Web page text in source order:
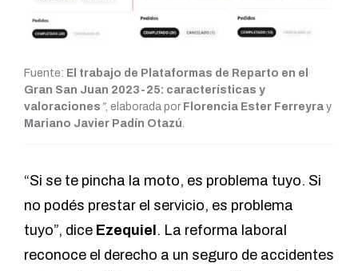
Fuente: El trabajo de Plataformas de Reparto en el
Gran San Juan 2023-25: características y
valoraciones ”, elaborada por Florencia Ester Ferreyra y
Mariano Javier Padín Otazú.
“Si se te pincha la moto, es problema tuyo. Si
no podés prestar el servicio, es problema
tuyo”, dice Ezequiel . La reforma laboral
reconoce el derecho a un seguro de accidentes